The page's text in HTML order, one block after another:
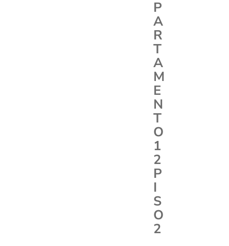
P
A
R
T
A
M
E
N
T
O
1
2
P
I
S
O
2